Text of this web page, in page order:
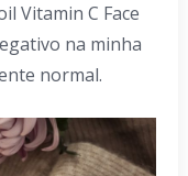
Vitamin C Face
na minha
normal.